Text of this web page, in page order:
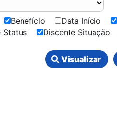
Benefício Data Início
Status Discente Situação
Visualizar